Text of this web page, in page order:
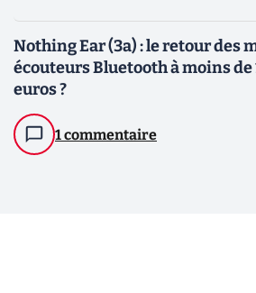
Nothing Ear (3a) : le retour des
écouteurs Bluetooth à moins de
euros ?
1 commentaire